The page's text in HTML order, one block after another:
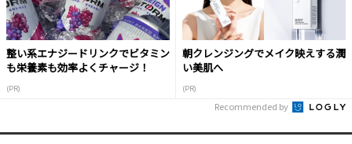
整い系エナジードリンクでビタミン
も栄養素も効率よくチャージ！
(PR)
朝クレンジングでメイク映えする潤
い美肌へ
(PR)
Recommended by